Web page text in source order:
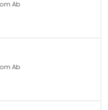
Ab
Ab